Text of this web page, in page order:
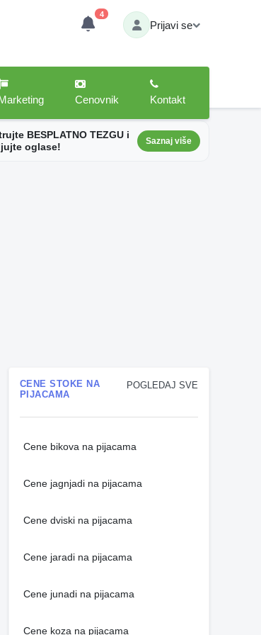
4
Prijavi se
Marketing
Cenovnik Kontakt
BESPLATNO TEZGU i
oglase!
Saznaj više
POGLEDAJ SVE
CENE STOKE NA
PIJACAMA
Cene bikova na pijacama
Cene jagnjadi na pijacama
Cene dviski na pijacama
Cene jaradi na pijacama
Cene junadi na pijacama
Cene koza na pijacama